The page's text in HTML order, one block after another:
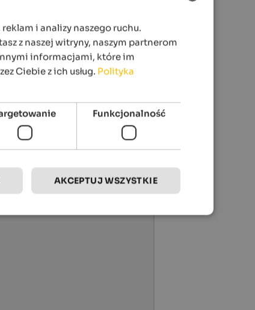
POLISH
i analizy naszego ruchu.
z naszej witryny, naszym partnerom
informacjami, które im
Ciebie z ich usług. Polityka
Funkcjonalność
AKCEPTUJ WSZYSTKIE